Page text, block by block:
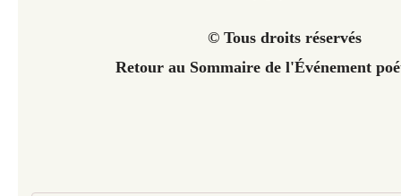
© Tous droits réservés
Retour au Sommaire de l'Événement